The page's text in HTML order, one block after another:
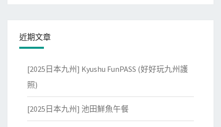
近期文章
[2025日本九州] Kyushu FunPASS (好好玩九州護
照)
[2025日本九州] 池田鮮魚午餐